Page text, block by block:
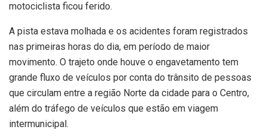
motociclista ficou ferido.
A pista estava molhada e os acidentes foram registrados
nas primeiras horas do dia, em período de maior
movimento. O trajeto onde houve o engavetamento tem
grande fluxo de veículos por conta do trânsito de pessoas
que circulam entre a região Norte da cidade para o Centro,
além do tráfego de veículos que estão em viagem
intermunicipal.